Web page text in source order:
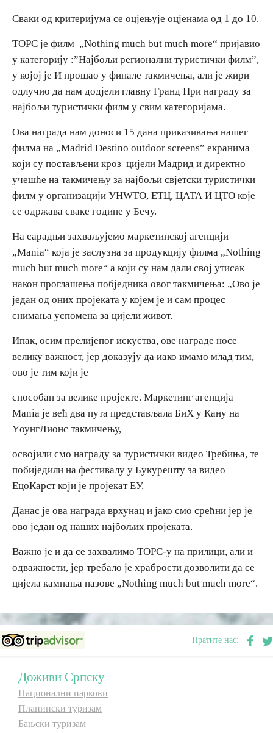
Сваки од критеријума се оцјењује оцјенама од 1 до 10.
ТОРС је филм „Nothing much but much more“ пријавио
у категорију :”Најбољи регионални туристички филм”,
у којој је И прошао у финале такмичења, али је жири
одлучио да нам додјели главну Гранд При награду за
најбољи туристички филм у свим категоријама.
Ова награда нам доноси 15 дана приказивања нашег
филма на „Madrid Destino outdoor screens” екранима
који су постављени кроз цијели Мадрид и директно
учешће на такмичењу за најбољи свјетски туристички
филм у организацији УНWТО, ЕТЦ, ЦАТА И ЦТО које
се одржава сваке године у Бечу.
На сарадњи захваљујемо маркетинској агенцији
„Mania“ која је заслузна за продукцију филма „Nothing
much but much more“ а који су нам дали свој утисак
након проглашења побједника овог такмичења: „Ово је
један од оних пројеката у којем је и сам процес
снимања успомена за цијели живот.
Ипак, осим прелијепог искуства, ове награде носе
велику важност, јер доказују да иако имамо млад тим,
ово је тим који је
способан за велике пројекте. Маркетинг агенција
Mania је већ два пута представљала БиХ у Кану на
YоунгЛионс такмичењу,
освојили смо награду за туристички видео Требиња, те
побиједили на фестивалу у Букурешту за видео
ЕцоКарст који је пројекат ЕУ.
Данас је ова награда врхунац и јако смо срећни јер је
ово један од наших најбољих пројеката.
Важно је и да се захвалимо ТОРС-у на прилици, али и
одважности, јер требало је храбрости дозволити да се
цијела кампања назове „Nothing much but much more“.
Пратите нас:
Доживи Српску
Национални паркови
Планински туризам
Бањски туризам